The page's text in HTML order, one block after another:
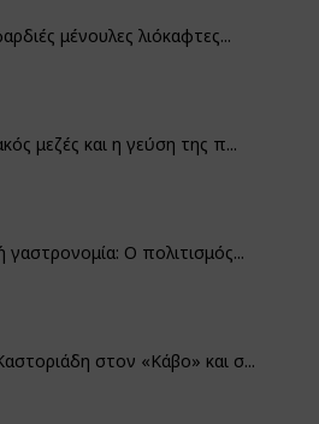
μένουλες λιόκαφτες...
μεζές και η γεύση της π...
γαστρονομία: Ο πολιτισμός...
στον «Κάβο» και σ...